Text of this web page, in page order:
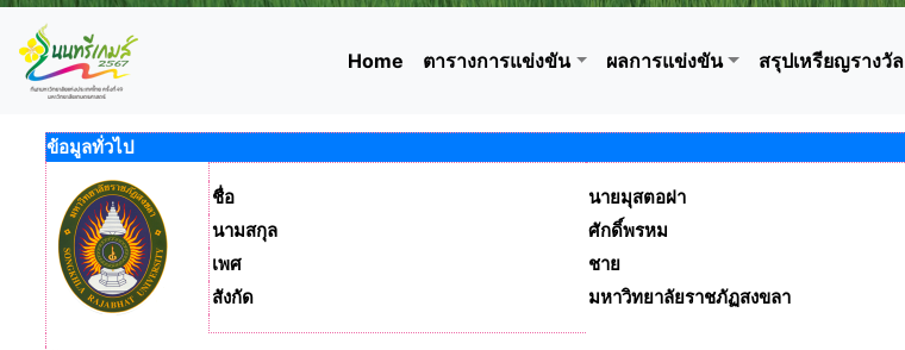
Home ตารางการแข่งขัน ผลการแข่งขัน สรุปเหรียญรางวัล
ข้อมูลทั่วไป
ชื่อ
นายมุสตอฝา
นามสกุล
ศักดิ์พรหม
เพศ
ชาย
สังกัด
มหาวิทยาลัยราชภัฏสงขลา